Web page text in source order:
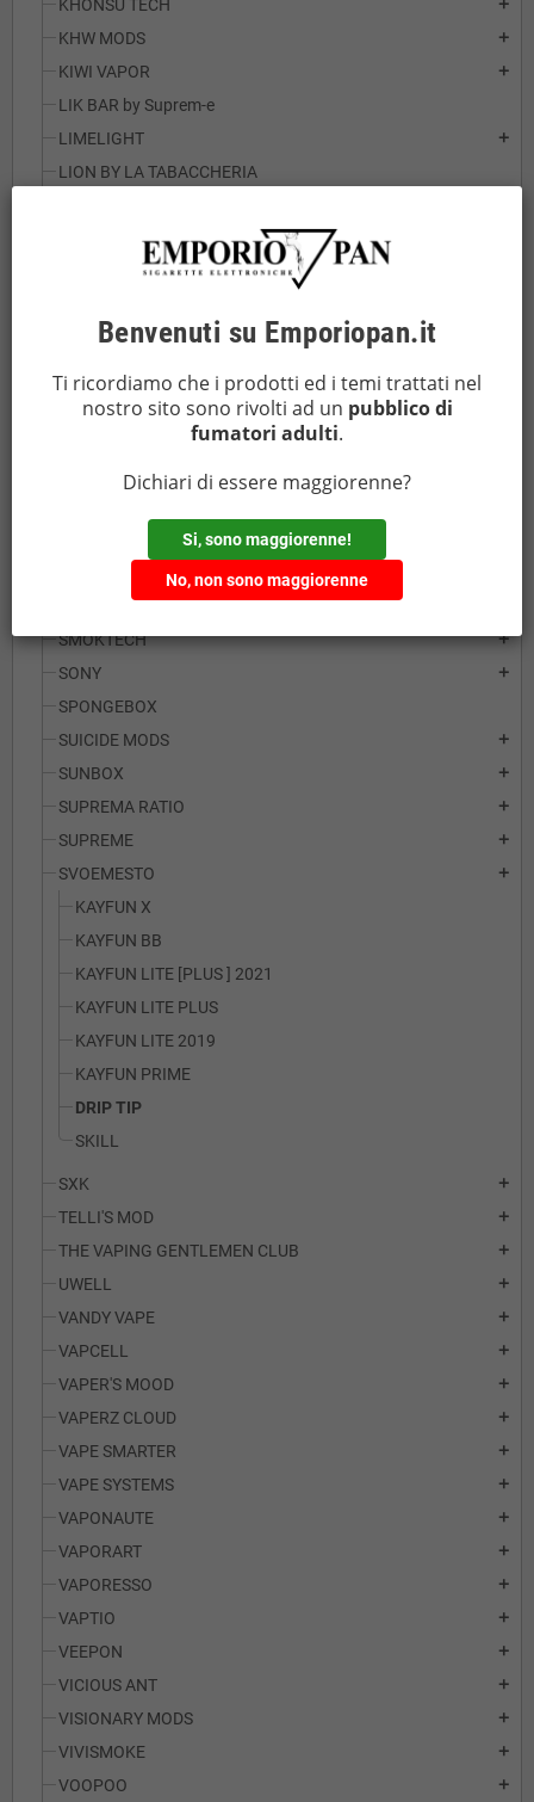
KHONSU TECH add
KHW MODS add
KIWI VAPOR add
LIK BAR by Suprem-e
LIMELIGHT
add
LION BY LA TABACCHERIA
LOST VAPE
LUCA CREATIONS
MODS HOUSE
MOLICEL
MONSTER VAPE
OCTOPUS
SAMSUNG
SMOKTECH add
SONY add
SPONGEBOX
SUICIDE MODS
add
SUNBOX add
SUPREMA RATIO add
SUPREME add
SVOEMESTO add
KAYFUN X
KAYFUN BB
KAYFUN LITE [PLUS ] 2021
KAYFUN LITE PLUS
KAYFUN LITE 2019
KAYFUN PRIME
DRIP TIP
SKILL
SXK add
TELLI'S MOD add
THE VAPING GENTLEMEN CLUB add
UWELL add
VANDY VAPE add
VAPCELL add
VAPER'S MOOD add
VAPERZ CLOUD add
VAPE SMARTER add
VAPE SYSTEMS add
VAPONAUTE add
VAPORART add
VAPORESSO add
VAPTIO add
VEEPON add
VICIOUS ANT add
VISIONARY MODS add
VIVISMOKE add
VOOPOO add
Benvenuti su Emporiopan.it
Ti ricordiamo che i prodotti ed i temi trattati nel
nostro sito sono rivolti ad un pubblico di
fumatori adulti.
Dichiari di essere maggiorenne?
Si, sono maggiorenne!
No, non sono maggiorenne